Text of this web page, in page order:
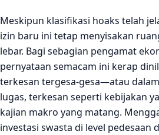
Meskipun klasifikasi hoaks telah
izin baru ini tetap menyisakan
lebar. Bagi sebagian pengamat
pernyataan semacam ini kerap
terkesan tergesa-gesa—atau
lugas, terkesan seperti kebijakan
kajian makro yang matang.
investasi swasta di level pedesaan